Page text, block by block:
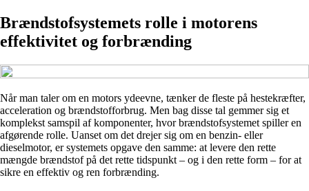
Brændstofsystemets rolle i motorens
effektivitet og forbrænding
Når man taler om en motors ydeevne, tænker de fleste på hestekræfter,
acceleration og brændstofforbrug. Men bag disse tal gemmer sig et
komplekst samspil af komponenter, hvor brændstofsystemet spiller en
afgørende rolle. Uanset om det drejer sig om en benzin- eller
dieselmotor, er systemets opgave den samme: at levere den rette
mængde brændstof på det rette tidspunkt – og i den rette form – for at
sikre en effektiv og ren forbrænding.